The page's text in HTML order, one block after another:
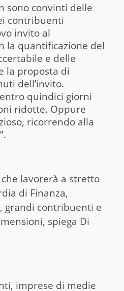
sono convinti delle
contribuenti
invito al
la quantificazione del
e delle
la proposta di
dell’invito.
quindici giorni
ridotte. Oppure
ricorrendo alla
lavorerà a stretto
di Finanza,
grandi contribuenti e
spiega Di
imprese di medie